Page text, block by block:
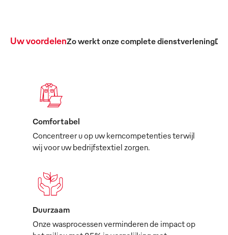
Uw voordelenZo werkt onze complete dienstverleningDe
Comfortabel
Concentreer u op uw kerncompetenties terwijl
wij voor uw bedrijfstextiel zorgen.
Duurzaam
Onze wasprocessen verminderen de impact op